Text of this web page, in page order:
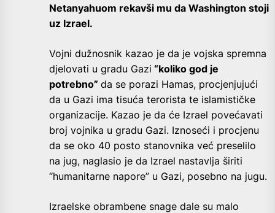
Netanyahuom rekavši mu da Washington stoji
uz Izrael.
Vojni dužnosnik kazao je da je vojska spremna
djelovati u gradu Gazi “koliko god je
potrebno” da se porazi Hamas, procjenjujući
da u Gazi ima tisuća terorista te islamističke
organizacije. Kazao je da će Izrael povećavati
broj vojnika u gradu Gazi. Iznoseći i procjenu
da se oko 40 posto stanovnika već preselilo
na jug, naglasio je da Izrael nastavlja širiti
“humanitarne napore” u Gazi, posebno na jugu.
Izraelske obrambene snage dale su malo